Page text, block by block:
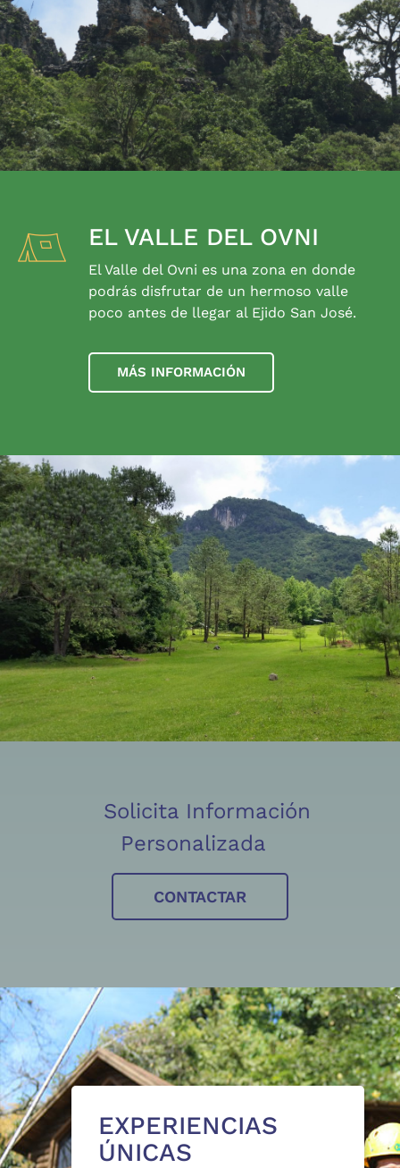
EL VALLE DEL OVNI
El Valle del Ovni es una zona en donde
podrás disfrutar de un hermoso valle
poco antes de llegar al Ejido San José.
MÁS INFORMACIÓN
Solicita Información
Personalizada
CONTACTAR
EXPERIENCIAS
ÚNICAS